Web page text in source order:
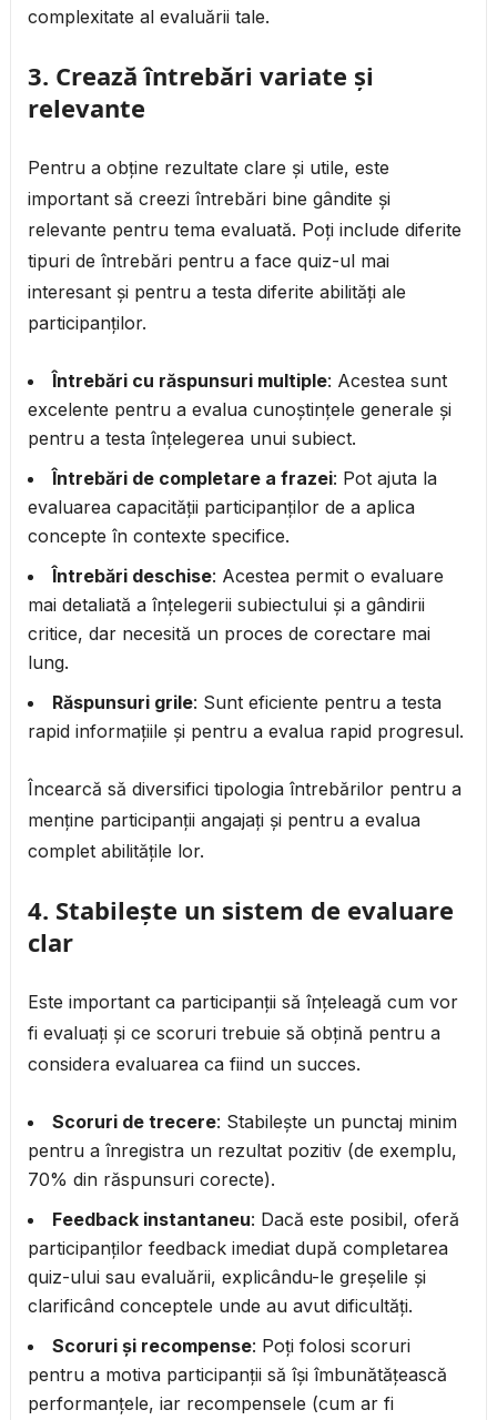
complexitate al evaluării tale.
3. Crează întrebări variate și
relevante
Pentru a obține rezultate clare și utile, este
important să creezi întrebări bine gândite și
relevante pentru tema evaluată. Poți include diferite
tipuri de întrebări pentru a face quiz-ul mai
interesant și pentru a testa diferite abilități ale
participanților.
Întrebări cu răspunsuri multiple: Acestea sunt
excelente pentru a evalua cunoștințele generale și
pentru a testa înțelegerea unui subiect.
Întrebări de completare a frazei: Pot ajuta la
evaluarea capacității participanților de a aplica
concepte în contexte specifice.
Întrebări deschise: Acestea permit o evaluare
mai detaliată a înțelegerii subiectului și a gândirii
critice, dar necesită un proces de corectare mai
lung.
Răspunsuri grile: Sunt eficiente pentru a testa
rapid informațiile și pentru a evalua rapid progresul.
Încearcă să diversifici tipologia întrebărilor pentru a
menține participanții angajați și pentru a evalua
complet abilitățile lor.
4. Stabilește un sistem de evaluare
clar
Este important ca participanții să înțeleagă cum vor
fi evaluați și ce scoruri trebuie să obțină pentru a
considera evaluarea ca fiind un succes.
Scoruri de trecere: Stabilește un punctaj minim
pentru a înregistra un rezultat pozitiv (de exemplu,
70% din răspunsuri corecte).
Feedback instantaneu: Dacă este posibil, oferă
participanților feedback imediat după completarea
quiz-ului sau evaluării, explicându-le greșelile și
clarificând conceptele unde au avut dificultăți.
Scoruri și recompense: Poți folosi scoruri
pentru a motiva participanții să își îmbunătățească
performanțele, iar recompensele (cum ar fi